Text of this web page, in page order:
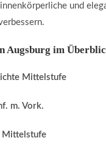
und
Augsburg im
Mittelstufe
m. Vork.
Mittelstufe